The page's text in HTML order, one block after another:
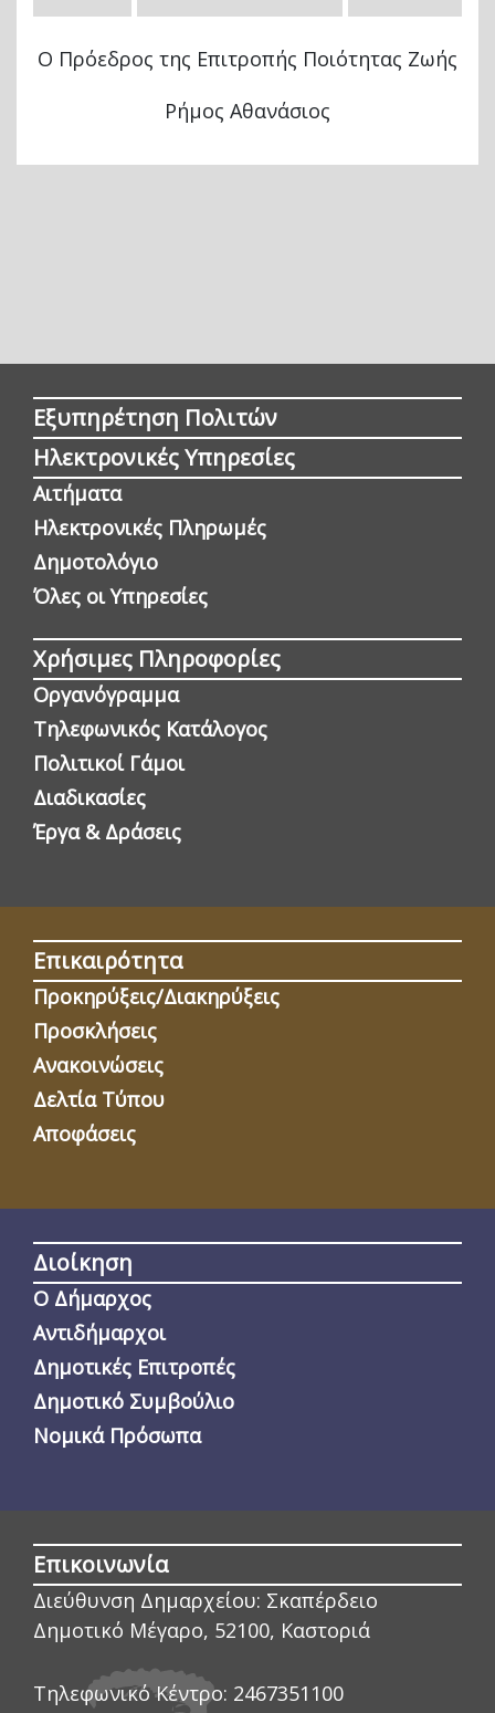
Ο Πρόεδρος της Επιτροπής Ποιότητας Ζωής
Ρήμος Αθανάσιος
Εξυπηρέτηση Πολιτών
Ηλεκτρονικές Υπηρεσίες
Αιτήματα
Ηλεκτρονικές Πληρωμές
Δημοτολόγιο
Όλες οι Yπηρεσίες
Χρήσιμες Πληροφορίες
Οργανόγραμμα
Τηλεφωνικός Κατάλογος
Πολιτικοί Γάμοι
Διαδικασίες
Έργα & Δράσεις
Επικαιρότητα
Προκηρύξεις/Διακηρύξεις
Προσκλήσεις
Ανακοινώσεις
Δελτία Τύπου
Αποφάσεις
Διοίκηση
Ο Δήμαρχος
Αντιδήμαρχοι
Δημοτικές Επιτροπές
Δημοτικό Συμβούλιο
Νομικά Πρόσωπα
Επικοινωνία
Διεύθυνση Δημαρχείου: Σκαπέρδειο
Δημοτικό Μέγαρο, 52100, Καστοριά
Τηλεφωνικό Κέντρο: 2467351100